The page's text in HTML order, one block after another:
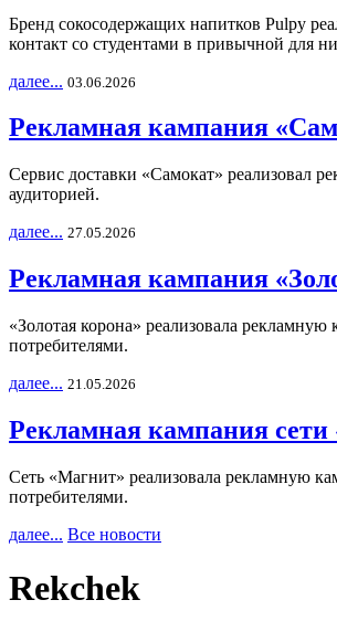
Бренд сокосодержащих напитков Pulpy
контакт со студентами в привычной для
далее... 03.06.2026
Рекламная кампания
Сервис доставки «Самокат» реализовал
аудиторией.
далее... 27.05.2026
Рекламная кампания
«Золотая корона» реализовала
потребителями.
далее... 21.05.2026
Рекламная кампания
Сеть «Магнит» реализовала рекламную
потребителями.
далее... Все новости
Rekchek